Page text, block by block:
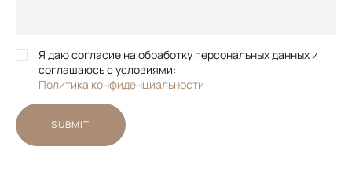
Я даю согласие на обработку персональных данных и
соглашаюсь с условиями:
Политика конфиденциальности
SUBMIT